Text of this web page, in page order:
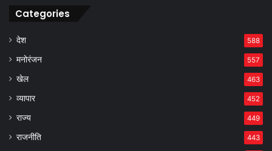
Categories
देश 588
मनोरंजन 557
खेल 463
व्यापार 452
राज्य 449
राजनीति 443